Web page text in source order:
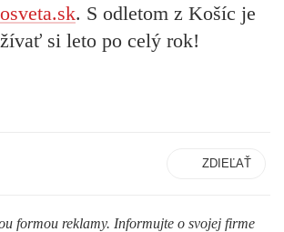
. S odletom z Košíc je
si leto po celý rok!
ZDIEĽAŤ
formou reklamy. Informujte o svojej firme